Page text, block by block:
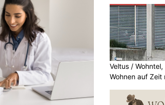
Veltus /
Wohnen auf Zeit